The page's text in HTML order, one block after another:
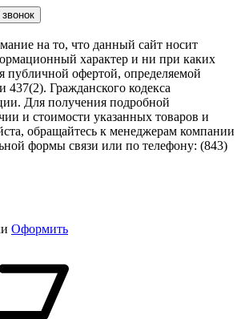
на то, что данный сайт носит
характер и ни при каких
публичной офертой, определяемой
Гражданского кодекса
Для получения подробной
и стоимости указанных товаров и
обращайтесь к менеджерам компании
формы связи или по телефону: (843)
Оформить